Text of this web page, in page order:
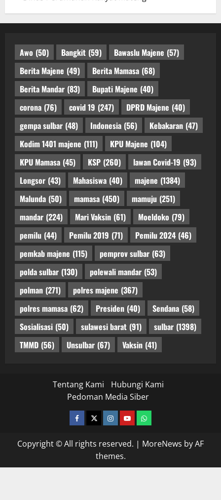
Awo (50) Bangkit (59) Bawaslu Majene (57)
Berita Majene (49) Berita Mamasa (68)
Berita Mandar (83) Bupati Majene (40)
corona (76) covid 19 (247) DPRD Majene (40)
gempa sulbar (48) Indonesia (56) Kebakaran (47)
Kodim 1401 majene (111) KPU Majene (104)
KPU Mamasa (45) KSP (260) lawan Covid-19 (93)
Longsor (43) Mahasiswa (40) majene (1384)
Malunda (50) mamasa (450) mamuju (251)
mandar (224) Mari Vaksin (61) Moeldoko (79)
pemilu (44) Pemilu 2019 (71) Pemilu 2024 (46)
pemkab majene (115) pemprov sulbar (63)
polda sulbar (130) polewali mandar (53)
polman (271) polres majene (367)
polres mamasa (62) Presiden (40) Sendana (58)
Sosialisasi (50) sulawesi barat (91) sulbar (1398)
TMMD (56) Unsulbar (67) Vaksin (41)
Tentang Kami
Hubungi Kami
Pedoman Media Siber
facebooktwitterinstagram.com
youtubewhatsapp
Copyright © All rights reserved. | MoreNews by AF
themes.